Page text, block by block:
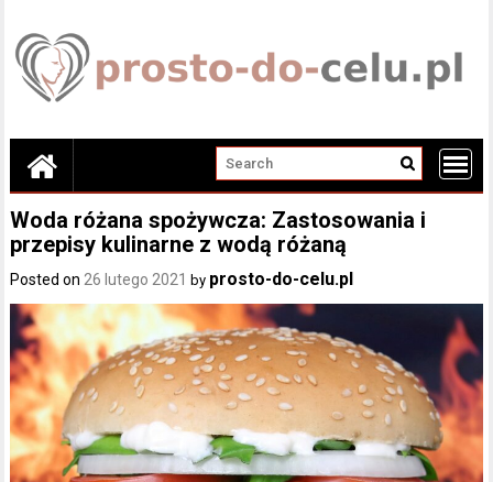
content
Woda różana spożywcza: Zastosowania i
przepisy kulinarne z wodą różaną
Posted on26 lutego 2021 by prosto-do-celu.pl